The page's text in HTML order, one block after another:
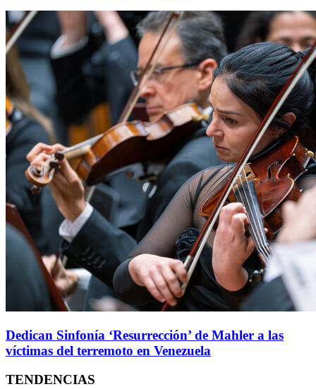
Dedican Sinfonía ‘Resurrección’ de Mahler a las
víctimas del terremoto en Venezuela
TENDENCIAS